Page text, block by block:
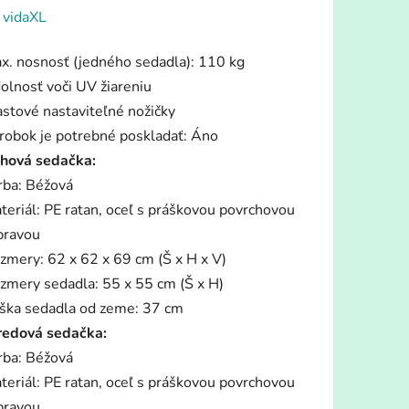
vidaXL
nosnosť (jedného sedadla): 110 kg
voči UV žiareniu
nastaviteľné nožičky
je potrebné poskladať: Áno
sedačka:
Béžová
PE ratan, oceľ s práškovou povrchovou
62 x 62 x 69 cm (Š x H x V)
sedadla: 55 x 55 cm (Š x H)
sedadla od zeme: 37 cm
sedačka:
Béžová
PE ratan, oceľ s práškovou povrchovou